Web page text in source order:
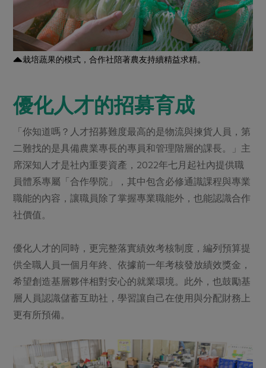
栽培蔬果的模式，合作社陪著農友持續精益求精。
優化人才的招募育成
「你知道嗎？人才招募難度最高的是物流與揀貨人員，第
二難找的是具備農業專長的專員和管理階層的課長。」主
席深知人才是社內重要資產，2022年七月起社內提供職
員體系專屬「合作學院」，其中包含必修通識課程與專業
職能的內容，讓職員除了掌握專業職能外，也能認識合作
社價值。
優化人才的同時，更完整落實績效考核制度，編列預算提
供全職人員一個月年終、依據前一年考核發放績效獎金，
希望創造基層夥伴相對安心的就業環境。此外，也鼓勵基
層人員認識儲蓄互助社，學習讓自己在使用與分配財務上
更有所預備。